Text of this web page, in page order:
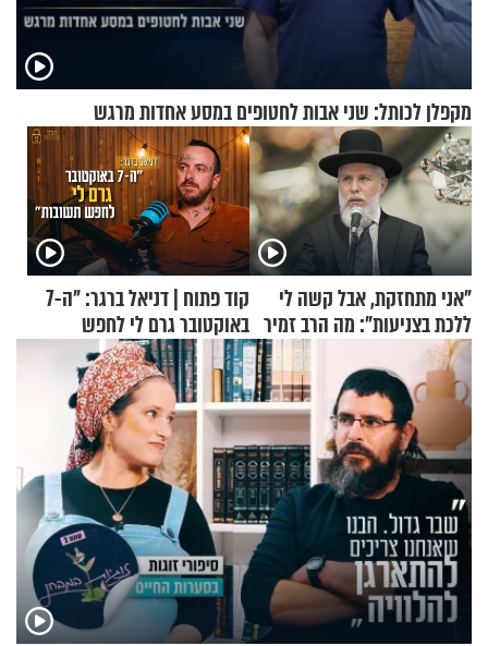
מקפלן לכותל: שני אבות לחטופים במסע אחדות מרגש
"אני מתחזקת, אבל קשה לי
ללכת בצניעות": מה הרב זמיר
כהן המליץ לה לעשות?
קוד פתוח | דניאל ברגר: "ה-7
באוקטובר גרם לי לחפש
תשובות"